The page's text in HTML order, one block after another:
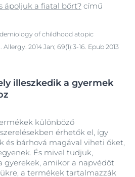
ápoljuk a fiatal bőrt? című
of childhood atopic
2014 Jan; 69(1):3-16. Epub 2013
illeszkedik a gyermek
különböző
érhetők el, így
és bárhová magával viheti őket,
És mivel tudjuk,
gyerekek, amikor a napvédőt
a termékek tartalmazzák